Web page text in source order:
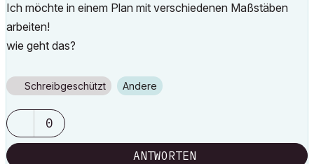
Ich möchte in einem Plan mit verschiedenen Maßstäben
arbeiten!
wie geht das?
Schreibgeschützt Andere
0
ANTWORTEN